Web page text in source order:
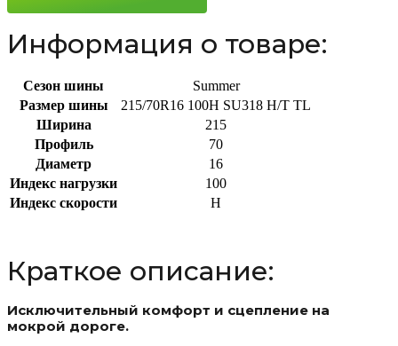
Информация о товаре:
Сезон шины
Summer
Размер шины
215/70R16 100H SU318 H/T TL
Ширина
215
Профиль
70
Диаметр
16
Индекс нагрузки
100
Индекс скорости
H
Краткое описание:
Исключительный комфорт и сцепление на
мокрой дороге.